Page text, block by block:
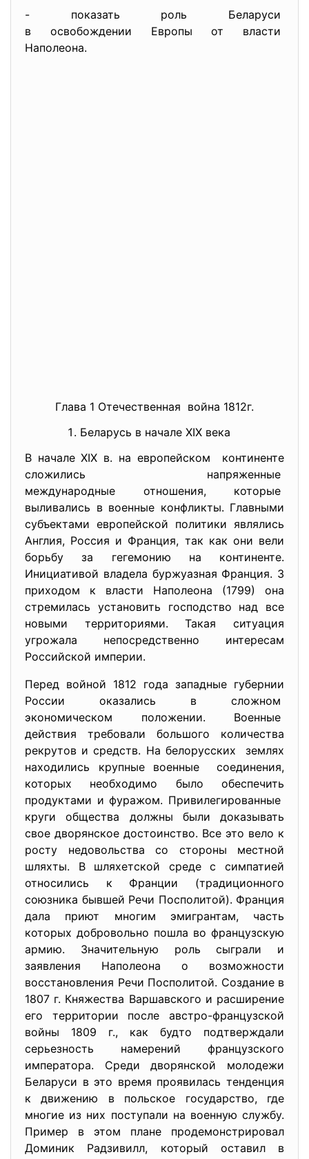
- показать роль Беларуси
в освобождении Европы от власти
Наполеона.
Глава 1 Отечественная война 1812г.
Беларусь в начале ХIХ века
В начале XIX в. на европейском континенте
сложились напряженные
международные отношения, которые
выливались в военные конфликты. Главными
субъектами европейской политики являлись
Англия, Россия и Франция, так как они вели
борьбу за гегемонию на континенте.
Инициативой владела буржуазная Франция. 3
приходом к власти Наполеона (1799) она
стремилась установить господство над все
новыми территориями. Такая ситуация
угрожала непосредственно интересам
Российской империи.
Перед войной 1812 года западные губернии
России оказались в сложном
экономическом положении. Военные
действия требовали большого количества
рекрутов и средств. На белорусских землях
находились крупные военные соединения,
которых необходимо было обеспечить
продуктами и фуражом. Привилегированные
круги общества должны были доказывать
свое дворянское достоинство. Все это вело к
росту недовольства со стороны местной
шляхты. В шляхетской среде с симпатией
относились к Франции (традиционного
союзника бывшей Речи Посполитой). Франция
дала приют многим эмигрантам, часть
которых добровольно пошла во французскую
армию. Значительную роль сыграли и
заявления Наполеона о возможности
восстановления Речи Посполитой. Создание в
1807 г. Княжества Варшавского и расширение
его территории после австро-французской
войны 1809 г., как будто подтверждали
серьезность намерений французского
императора. Среди дворянской молодежи
Беларуси в это время проявилась тенденция
к движению в польское государство, где
многие из них поступали на военную службу.
Пример в этом плане продемонстрировал
Доминик Радзивилл, который оставил в